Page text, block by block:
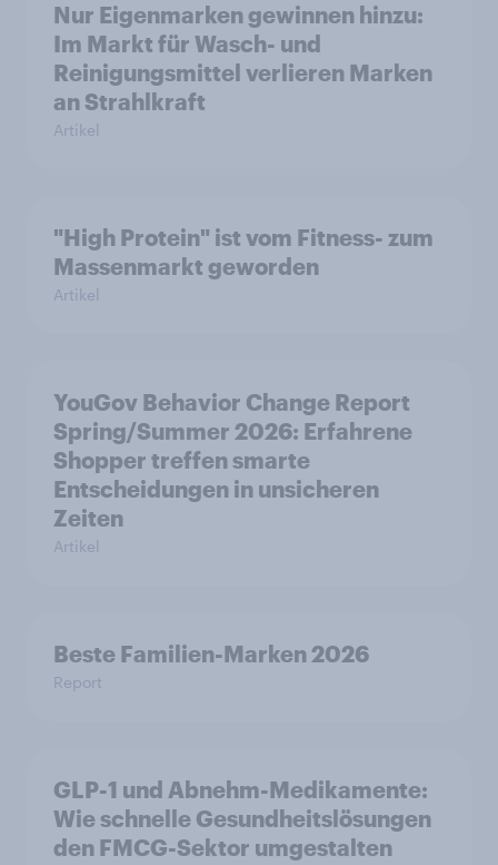
Nur Eigenmarken gewinnen hinzu:
Im Markt für Wasch- und
Reinigungsmittel verlieren Marken
an Strahlkraft
Artikel
"High Protein" ist vom Fitness- zum
Massenmarkt geworden
Artikel
YouGov Behavior Change Report
Spring/Summer 2026: Erfahrene
Shopper treffen smarte
Entscheidungen in unsicheren
Zeiten
Artikel
Beste Familien-Marken 2026
Report
GLP-1 und Abnehm-Medikamente:
Wie schnelle Gesundheitslösungen
den FMCG-Sektor umgestalten